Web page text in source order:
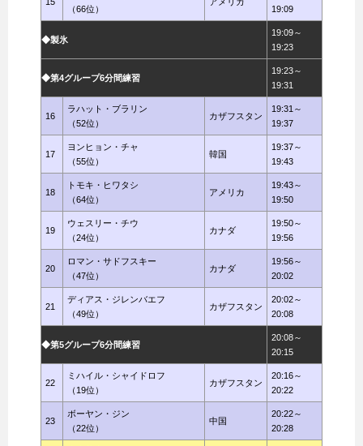
（66位）
19:09
◆製氷
19:09～
19:23
◆第4グループ6分間練習
19:23～
19:31
16
ラハット・ブラリン
（52位）
カザフスタン
19:31～
19:37
17
ヨンヒョン・チャ
（55位）
韓国
19:37～
19:43
18
トモキ・ヒワタシ
（64位）
アメリカ
19:43～
19:50
19
ウェスリー・チウ
（24位）
カナダ
19:50～
19:56
20
ロマン・サドフスキー
（47位）
カナダ
19:56～
20:02
21
ディアス・ジレンバエフ
（49位）
カザフスタン
20:02～
20:08
◆第5グループ6分間練習
20:08～
20:15
22
ミハイル・シャイドロフ
（19位）
カザフスタン
20:16～
20:22
23
ボーヤン・ジン
（22位）
中国
20:22～
20:28